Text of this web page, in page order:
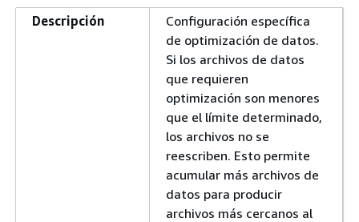
Descripción
Configuración específica
de optimización de datos.
Si los archivos de datos
que requieren
optimización son menores
que el límite determinado,
los archivos no se
reescriben. Esto permite
acumular más archivos de
datos para producir
archivos más cercanos al